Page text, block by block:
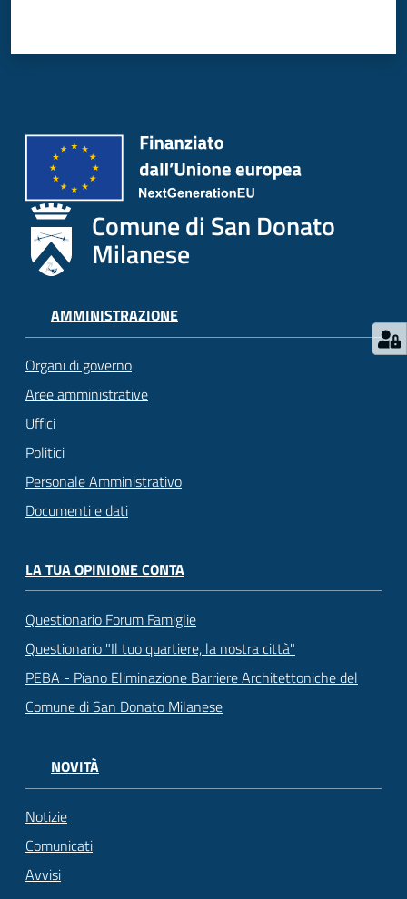
Comune di San Donato
Milanese
AMMINISTRAZIONE
Organi di governo
Aree amministrative
Uffici
Politici
Personale Amministrativo
Documenti e dati
LA TUA OPINIONE CONTA
Questionario Forum Famiglie
Questionario "Il tuo quartiere, la nostra città"
PEBA - Piano Eliminazione Barriere Architettoniche del
Comune di San Donato Milanese
NOVITÀ
Notizie
Comunicati
Avvisi